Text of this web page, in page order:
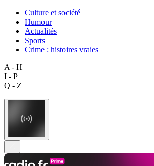
Culture et société
Humour
Actualités
Sports
Crime : histoires vraies
A - H
I - P
Q - Z